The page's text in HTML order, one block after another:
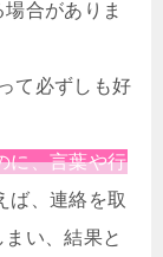
合がありま
て必ずしも好
に、言葉や行
ば、連絡を取
い、結果と